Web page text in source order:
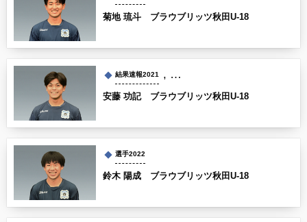
菊地 琉斗 ブラウブリッツ秋田U-18
結果速報2021 , …
安藤 功記 ブラウブリッツ秋田U-18
選手2022
鈴木 陽成 ブラウブリッツ秋田U-18